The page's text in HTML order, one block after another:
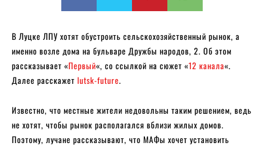
В Луцке ЛПУ хотят обустроить сельскохозяйственный рынок, а
именно возле дома на бульваре Дружбы народов, 2. Об этом
рассказывает «Первый«, со ссылкой на сюжет «12 канала«.
Далее расскажет lutsk-future.
Известно, что местные жители недовольны таким решением, ведь
не хотят, чтобы рынок располагался вблизи жилых домов.
Поэтому, лучане рассказывают, что МАФы хочет установить